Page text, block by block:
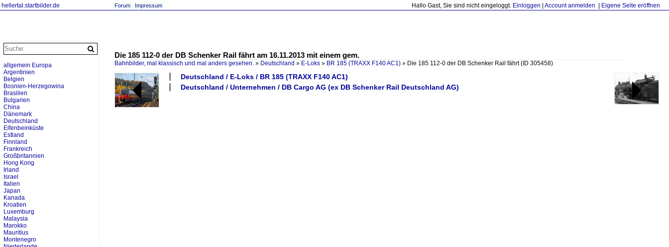
hellertal.startbilder.de Hallo Gast, Sie sind nicht eingeloggt. Einloggen Account anmelden Eigene Seite eröffnen
Forum Impressum
Die 185 112-0 der DB Schenker Rail fährt am 16.11.2013 mit einem gem.
Bahnbilder, mal klassisch und mal anders gesehen. » Deutschland » E-Loks » BR 185 (TRAXX F140 AC1) » Die 185 112-0 der DB Schenker Rail fährt(ID 305458)
Deutschland / E-Loks / BR 185 (TRAXX F140 AC1)
Deutschland / Unternehmen / DB Cargo AG (ex DB Schenker Rail Deutschland AG)
allgemein Europa
Argentinien
Belgien
Bosnien-Herzegowina
Brasilien
Bulgarien
China
Dänemark
Deutschland
Elfenbeinküste
Estland
Finnland
Frankreich
Großbritannien
Hong Kong
Irland
Israel
Italien
Japan
Kanada
Kroatien
Luxemburg
Malaysia
Marokko
Mauritius
Montenegro